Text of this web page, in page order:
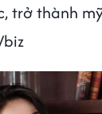
trở thành